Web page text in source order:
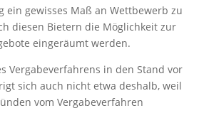
ein gewisses Maß an Wettbewerb zu
diesen Bietern die Möglichkeit zur
eingeräumt werden.
Vergabeverfahrens in den Stand vor
sich auch nicht etwa deshalb, weil
vom Vergabeverfahren